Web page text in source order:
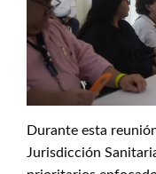
Durante esta
Jurisdicción